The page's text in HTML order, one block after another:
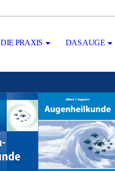
DIE PRAXIS DAS AUGE